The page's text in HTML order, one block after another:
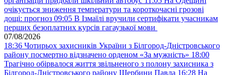
очікується зниження температури та короткочасні грозові
дощі: прогноз 09:05 В Ізмаїлі вручили сертифікати учасникам
перших безоплатних курсів гагаузької мови
07/08/2026
18:36 Чотирьох захисників України з Білгород-Дністровського
району посмертно відзначено орденом «За мужність» 18:00
Трагічно обірвалося життя звільненого з полону захисника з
Білгород-Дністровського району Щербини Павла 16:28 На